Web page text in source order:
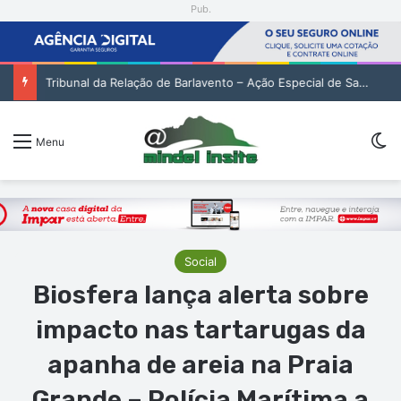
Pub.
Tribunal da Relação de Barlavento – Ação Especial de Sandra Helena Monteiro Lima (2. pub)
Menu
Social
Biosfera lança alerta sobre
impacto nas tartarugas da
apanha de areia na Praia